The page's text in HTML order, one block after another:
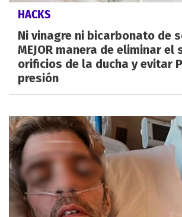
HACKS
Ni vinagre ni bicarbonato de
MEJOR manera de eliminar el
orificios de la ducha y evitar
presión